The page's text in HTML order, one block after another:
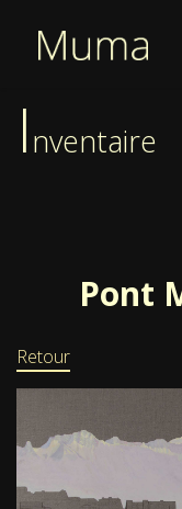
Inventaire
Pont
Retour